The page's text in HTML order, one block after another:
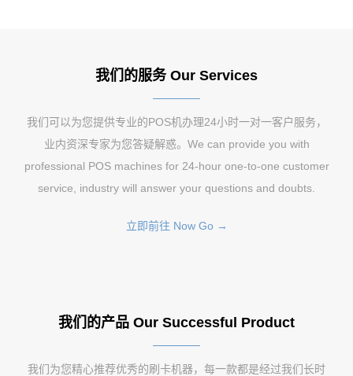
我们的服务 Our Services
我们可以为您提供专业的POS机办理24小时一对一客户服务，
业内资深专家为您答疑解惑。We can provide you with
professional POS machines for 24-hour one-to-one customer
service, industry will answer your questions and doubts.
立即前往 Now Go →
我们的产品 Our Successful Product
我们为您精心推荐优秀的刷卡机器，每一款都是经过我们长时